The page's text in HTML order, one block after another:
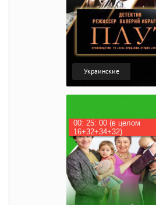
Украинские
00: 25: 00 (в целом
16+32+34+32)